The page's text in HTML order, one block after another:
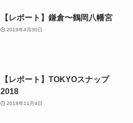
【レポート】鎌倉〜鶴岡八幡宮
2019年4月30日
【レポート】TOKYOスナップ
2018
2018年11月4日